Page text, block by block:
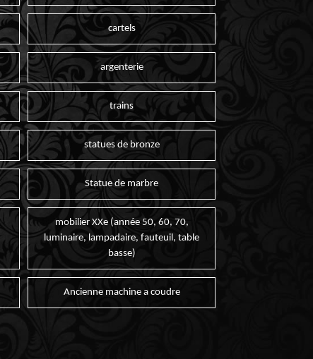
cartels
argenterie
trains
statues de bronze
Statue de marbre
mobilier XXe (année 50, 60, 70,
luminaire, lampadaire, fauteuil, table
basse)
Ancienne machine a coudre